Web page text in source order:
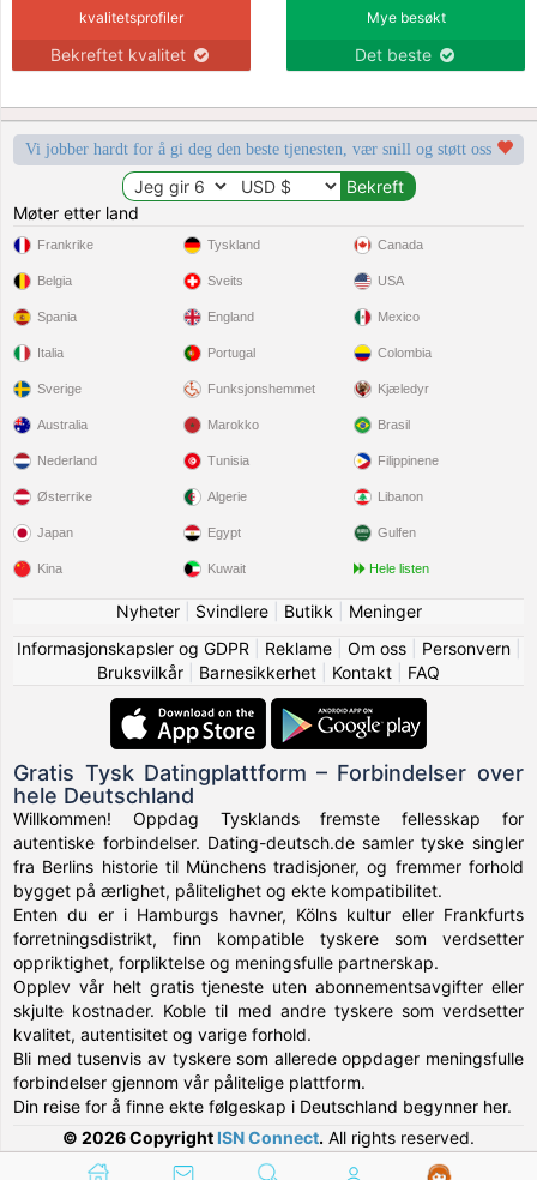
kvalitetsprofiler
Bekreftet kvalitet
Mye besøkt
Det beste
Vi jobber hardt for å gi deg den beste tjenesten, vær snill og støtt oss
Møter etter land
Frankrike
Belgia
Spania
Italia
Sverige
Tyskland
Sveits
England
Portugal
Funksjonshemmet
Canada
USA
Mexico
Colombia
Kjæledyr
Australia
Nederland
Østerrike
Japan
Kina
Marokko
Tunisia
Algerie
Egypt
Kuwait
Brasil
Filippinene
Libanon
Gulfen
Hele listen
Nyheter| Svindlere| Butikk
Meninger
Informasjonskapsler og GDPR
Reklame| Om oss| Personvern|
Bruksvilkår
Barnesikkerhet Kontakt FAQ
Gratis Tysk Datingplattform – Forbindelser over
hele Deutschland
Willkommen! Oppdag Tysklands fremste fellesskap for
autentiske forbindelser. Dating-deutsch.de samler tyske singler
fra Berlins historie til Münchens tradisjoner, og fremmer forhold
bygget på ærlighet, pålitelighet og ekte kompatibilitet.
Enten du er i Hamburgs havner, Kölns kultur eller Frankfurts
forretningsdistrikt, finn kompatible tyskere som verdsetter
oppriktighet, forpliktelse og meningsfulle partnerskap.
Opplev vår helt gratis tjeneste uten abonnementsavgifter eller
skjulte kostnader. Koble til med andre tyskere som verdsetter
kvalitet, autentisitet og varige forhold.
Bli med tusenvis av tyskere som allerede oppdager meningsfulle
forbindelser gjennom vår pålitelige plattform.
Din reise for å finne ekte følgeskap i Deutschland begynner her.
© 2026 Copyright ISN Connect. All rights reserved.